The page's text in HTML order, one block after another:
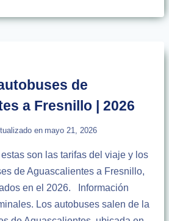
AUTOBUSES
|
de
a Fresnillo | 2026
en mayo 21, 2026
son las tarifas del viaje y los
de Aguascalientes a Fresnillo,
en el 2026. Información
Los autobuses salen de la